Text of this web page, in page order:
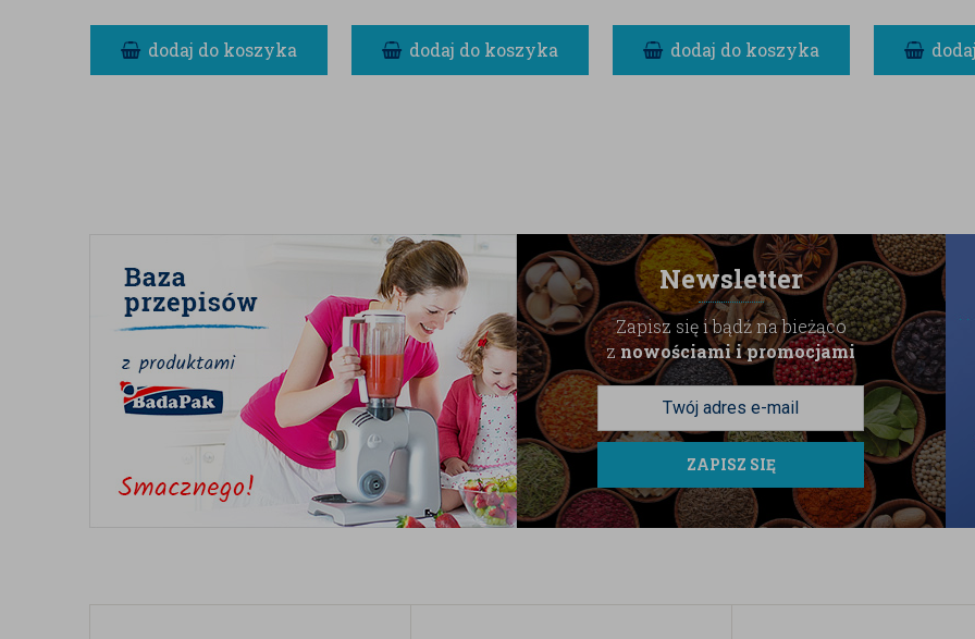
dodaj do koszyka dodaj do koszyka dodaj do koszyka
Newsletter
Zapisz się i bądź na bieżąco
znowościami i promocjami
ZAPISZ SIĘ